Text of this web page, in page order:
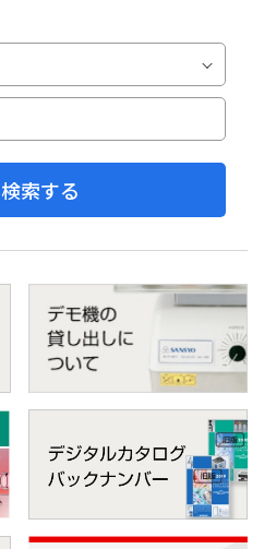
検索する